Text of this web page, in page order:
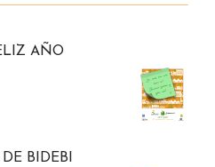
AÑO
BIDEBI